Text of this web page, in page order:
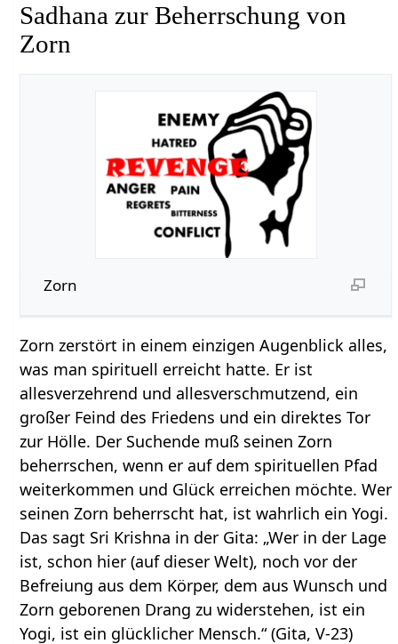
Sadhana zur Beherrschung von
Zorn
Zorn
Zorn zerstört in einem einzigen Augenblick alles,
was man spirituell erreicht hatte. Er ist
allesverzehrend und allesverschmutzend, ein
großer Feind des Friedens und ein direktes Tor
zur Hölle. Der Suchende muß seinen Zorn
beherrschen, wenn er auf dem spirituellen Pfad
weiterkommen und Glück erreichen möchte. Wer
seinen Zorn beherrscht hat, ist wahrlich ein Yogi.
Das sagt Sri Krishna in der Gita: „Wer in der Lage
ist, schon hier (auf dieser Welt), noch vor der
Befreiung aus dem Körper, dem aus Wunsch und
Zorn geborenen Drang zu widerstehen, ist ein
Yogi, ist ein glücklicher Mensch.“ (Gita, V-23)